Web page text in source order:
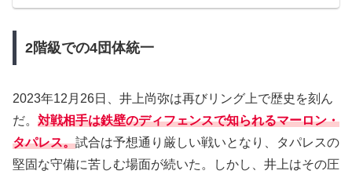
みください。
2階級での4団体統一
2023年12月26日、井上尚弥は再びリング上で歴史を刻ん
だ。 対戦相手は鉄壁のディフェンスで知られるマーロン・
タパレス。試合は予想通り厳しい戦いとなり、タパレスの
堅固な守備に苦しむ場面が続いた。しかし、井上はその圧